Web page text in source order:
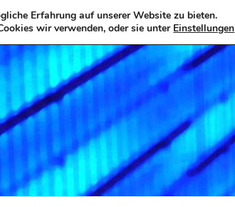
Erfahrung auf unserer Website zu bieten.
wir verwenden, oder sie unter Einstellungen